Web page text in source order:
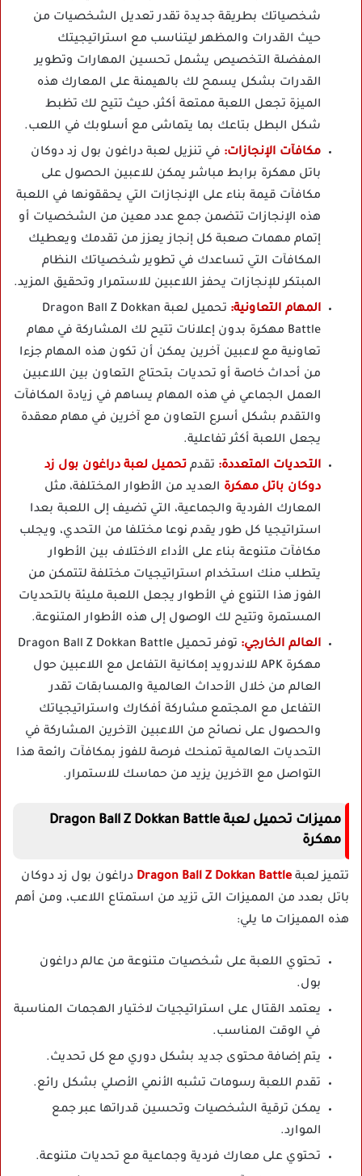
شخصياتك بطريقة جديدة تقدر تعديل الشخصيات من
حيث القدرات والمظهر ليتناسب مع استراتيجيتك
المفضلة التخصيص يشمل تحسين المهارات وتطوير
القدرات بشكل يسمح لك بالهيمنة على المعارك هذه
الميزة تجعل اللعبة ممتعة أكثر، حيث تتيح لك تظبط
شكل البطل بتاعك بما يتماشى مع أسلوبك في اللعب.
مكافآت الإنجازات: في تنزيل لعبة دراغون بول زد دوكان
باتل مهكرة برابط مباشر يمكن للاعبين الحصول على
مكافآت قيمة بناء على الإنجازات التي يحققونها في اللعبة
هذه الإنجازات تتضمن جمع عدد معين من الشخصيات أو
إتمام مهمات صعبة كل إنجاز يعزز من تقدمك ويعطيك
المكافآت التي تساعدك في تطوير شخصياتك النظام
المبتكر للإنجازات يحفز اللاعبين للاستمرار وتحقيق المزيد.
المهام التعاونية:
تحميل لعبة Dragon Ball Z Dokkan
Battle مهكرة بدون إعلانات تتيح لك المشاركة في مهام
تعاونية مع لاعبين آخرين يمكن أن تكون هذه المهام جزءا
من أحداث خاصة أو تحديات بتحتاج التعاون بين اللاعبين
العمل الجماعي في هذه المهام يساهم في زيادة المكافآت
والتقدم بشكل أسرع التعاون مع آخرين في مهام معقدة
يجعل اللعبة أكثر تفاعلية.
التحديات المتعددة: تقدم تحميل لعبة دراغون بول زد
دوكان باتل مهكرة العديد من الأطوار المختلفة، مثل
المعارك الفردية والجماعية، التي تضيف إلى اللعبة بعدا
استراتيجيا كل طور يقدم نوعا مختلفا من التحدي، ويجلب
مكافآت متنوعة بناء على الأداء الاختلاف بين الأطوار
يتطلب منك استخدام استراتيجيات مختلفة لتتمكن من
الفوز هذا التنوع في الأطوار يجعل اللعبة مليئة بالتحديات
المستمرة وتتيح لك الوصول إلى هذه الأطوار المتنوعة.
العالم الخارجي:
توفر تحميل Dragon Ball Z Dokkan Battle
مهكرة APK للاندرويد إمكانية التفاعل مع اللاعبين حول
العالم من خلال الأحداث العالمية والمسابقات تقدر
التفاعل مع المجتمع مشاركة أفكارك واستراتيجياتك
والحصول على نصائح من اللاعبين الآخرين المشاركة في
التحديات العالمية تمنحك فرصة للفوز بمكافآت رائعة هذا
التواصل مع الآخرين يزيد من حماسك للاستمرار.
مميزات تحميل لعبة Dragon Ball Z Dokkan Battle
مهكرة
تتميز لعبة Dragon Ball Z Dokkan Battle دراغون بول زد دوكان
باتل‏ بعدد من المميزات التى تزيد من استمتاع اللاعب، ومن أهم
هذه المميزات ما يلي:
تحتوي اللعبة على شخصيات متنوعة من عالم دراغون
بول.
يعتمد القتال على استراتيجيات لاختيار الهجمات المناسبة
في الوقت المناسب.
يتم إضافة محتوى جديد بشكل دوري مع كل تحديث.
تقدم اللعبة رسومات تشبه الأنمي الأصلي بشكل رائع.
يمكن ترقية الشخصيات وتحسين قدراتها عبر جمع
الموارد.
تحتوي على معارك فردية وجماعية مع تحديات متنوعة.